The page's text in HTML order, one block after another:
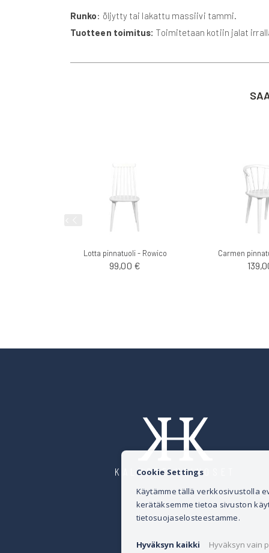
Runko: öljytty tai lakattu massiivi tammi.
Tuotteen toimitus: Toimitetaan kotiin jalat
Lotta pinnatuoli - Rowico
99,00 €
Carmen
KALUSTE HEINOSET
Cookie Settings
Käytämme tällä verkkosivustolla
kerätäksemme tietoa sivuston
tietosuojaselosteestamme.
Hyväksyn kaikki Hyväksyn vain